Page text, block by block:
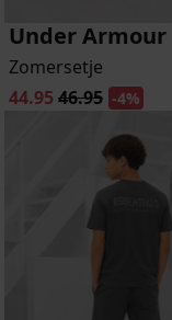
Under Armour
Zomersetje
44.95 46.95 -4%